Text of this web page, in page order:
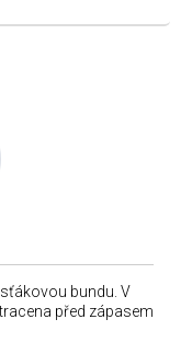
bundu. V
před zápasem